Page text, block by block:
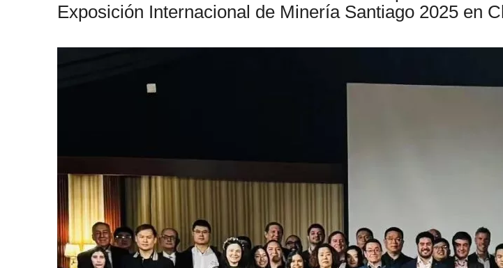
Exposición Internacional de Minería Santiago 2025 en